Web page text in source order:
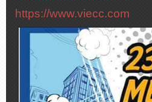
https://www.viecc.com